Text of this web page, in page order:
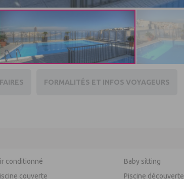
FORMALITÉS ET INFOS VOYAGEURS
conditionné
Baby sitting
couverte
Piscine découverte